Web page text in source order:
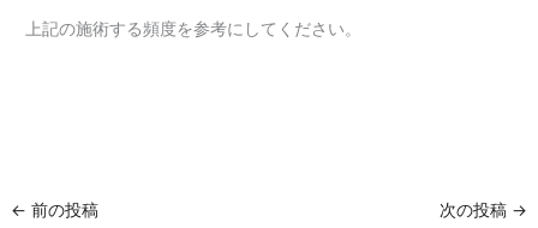
上記の施術する頻度を参考にしてください。
← 前の投稿 次の投稿 →